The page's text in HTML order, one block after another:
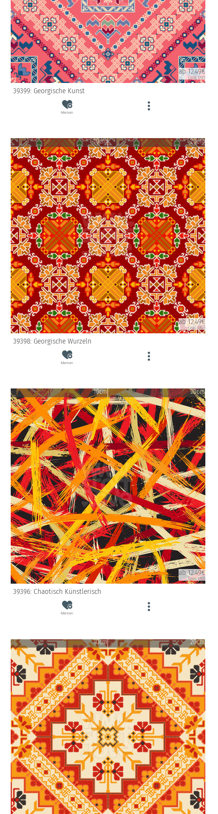
ab 12.49€
(inkl. USt)
39399: Georgische Kunst
Merken
10cm 20cm
ab 12.49€
(inkl. USt)
39398: Georgische Wurzeln
Merken
10cm 20cm
ab 12.49€
(inkl. USt)
39396: Chaotisch Künstlerisch
Merken
10cm 20cm